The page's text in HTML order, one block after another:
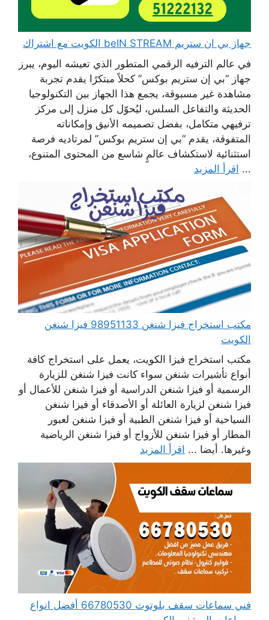
جهاز بي ان ستريم beIN STREAM الكويت مع اشتراك
في عالم الترفيه الرقمي المتطور الذي تعيشه اليوم، يبرز
جهاز “بي إن ستريم بوكس” كحلاً مبتكرًا يقدم تجربة
مشاهدة غير مسبوقة، يجمع هذا الجهاز بين التكنولوجيا
الحديثة والتفاعل السلس، ليُحوّل كل منزل إلى مركز
ترفيهي متكامل، بفضل تصميمه الأنيق وإمكاناته
المتفوقة، يقدم “بي إن ستريم بوكس” لمرتاديه فرصة
استثنائية لاستكشاف عالمٍ شاسع من المحتوى المتنوع،
... اقرأ المزيد
مكتب استخراج فيزا شنغن 98951133 فيزا شنغن
الكويت
مكتب استخراج فيزا الكويت، يعمل على استخراج كافة
أنواع تأشيرات شنغن سواء كانت فيزا شنغن للزيارة
الرسمية أو فيزا شنغن الدراسية أو فيزا شنغن للأعمال أو
فيزا شنغن لزيارة العائلة أو الأصدقاء أو فيزا شنغن
السياحية أو فيزا شنغن الطبية أو فيزا شنغن لعبور
المطار أو فيزا شنغن للأزواج أو فيزا شنغن الرياضية
وغيرها. أيضا ... اقرأ المزيد
فني سماعات سقف بلوتوث 66780530 أفضل انواع